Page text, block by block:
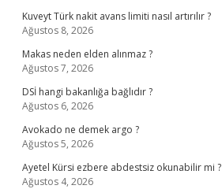
Kuveyt Türk nakit avans limiti nasıl artırılır ?
Ağustos 8, 2026
Makas neden elden alınmaz ?
Ağustos 7, 2026
DSİ hangi bakanlığa bağlıdır ?
Ağustos 6, 2026
Avokado ne demek argo ?
Ağustos 5, 2026
Ayetel Kürsi ezbere abdestsiz okunabilir mi ?
Ağustos 4, 2026